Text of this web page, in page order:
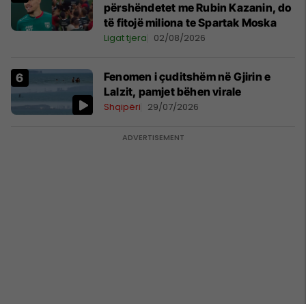
përshëndetet me Rubin Kazanin, do
të fitojë miliona te Spartak Moska
Ligat tjera 02/08/2026
Fenomen i çuditshëm në Gjirin e
Lalzit, pamjet bëhen virale
Shqipëri 29/07/2026